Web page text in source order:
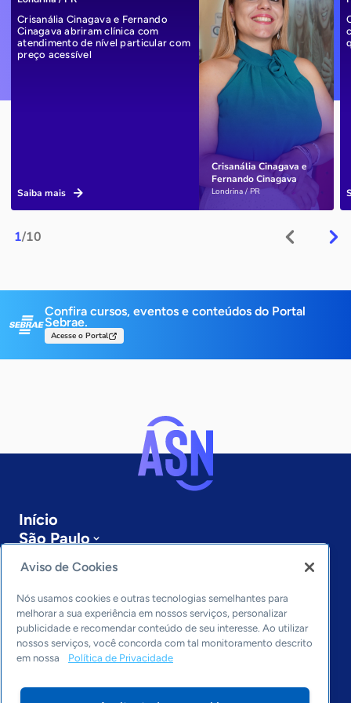
1/10
Crisanália Cinagava e
Fernando Cinagava
Londrina / PR
Crisanália Cinagava e Fernando
Cinagava abriram clínica com
atendimento de nível particular com
preço acessível
Saiba mais
Confira cursos, eventos e conteúdos do Portal
Sebrae.
Acesse o Portal
Início
São Paulo
Sobre a ASN
Últimas notícias
Entre em contato
Editorias
Economia & Política
Inovação & Tecnologia
Cultura empreendedora
Aviso de Cookies
Nós usamos cookies e outras tecnologias semelhantes para
melhorar a sua experiência em nossos serviços, personalizar
publicidade e recomendar conteúdo de seu interesse. Ao utilizar
nossos serviços, você concorda com tal monitoramento descrito
em nossa
Política de Privacidade